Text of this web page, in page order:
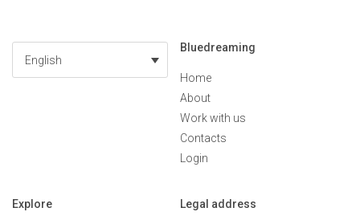
English
Bluedreaming
Home
About
Work with us
Contacts
Login
Explore Legal address